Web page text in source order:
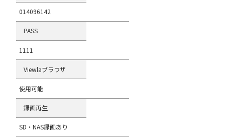
014096142
PASS
1111
Viewlaブラウザ
使用可能
録画再生
SD・NAS録画あり